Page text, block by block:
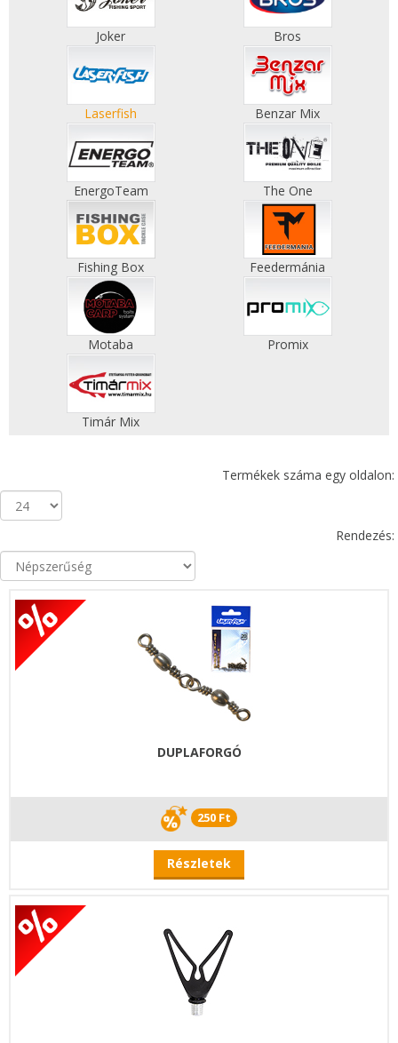
Joker Bros
Laserfish Benzar Mix
EnergoTeam The One
Fishing Box Feedermánia
Motaba Promix
Timár Mix
Termékek száma egy oldalon:
Rendezés:
DUPLAFORGÓ
250 Ft
Részletek